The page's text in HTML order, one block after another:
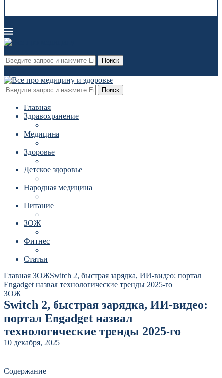
Поиск
Поиск
Главная
Здравохранение
Медицина
Здоровье
Детское здоровье
Народная медицина
Питание
ЗОЖ
Фитнес
Статьи
Главная ЗОЖSwitch 2, быстрая зарядка, ИИ-видео: портал
Engadget назвал технологические тренды 2025-го
ЗОЖ
Switch 2, быстрая зарядка, ИИ-видео:
портал Engadget назвал
технологические тренды 2025-го
10 декабря, 2025
Содержание